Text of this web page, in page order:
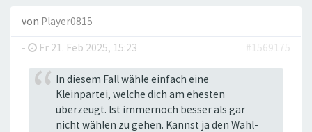
von Player0815
-
Fr 21. Feb 2025, 15:23 #1569175
In diesem Fall wähle einfach eine
Kleinpartei, welche dich am ehesten
überzeugt. Ist immernoch besser als gar
nicht wählen zu gehen. Kannst ja den Wahl-